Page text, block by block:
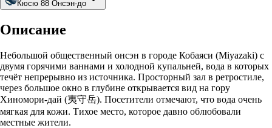
Кюсю 88 Онсэн-до
Описание
Небольшой общественный онсэн в городе Кобаяси (Miyazaki) с
двумя горячими ваннами и холодной купальней, вода в которых
течёт непрерывно из источника. Просторный зал в ретростиле,
через большое окно в глубине открывается вид на гору
Хиномори-дай (夷守岳). Посетители отмечают, что вода очень
мягкая для кожи. Тихое место, которое давно облюбовали
местные жители.